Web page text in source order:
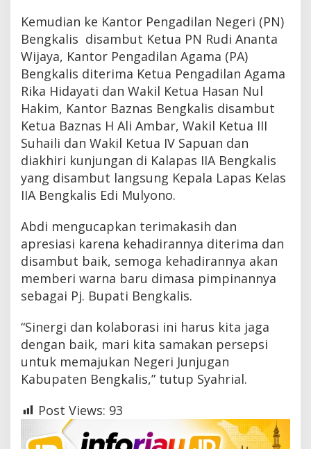
Kemudian ke Kantor Pengadilan Negeri (PN)
Bengkalis disambut Ketua PN Rudi Ananta
Wijaya, Kantor Pengadilan Agama (PA)
Bengkalis diterima Ketua Pengadilan Agama
Rika Hidayati dan Wakil Ketua Hasan Nul
Hakim, Kantor Baznas Bengkalis disambut
Ketua Baznas H Ali Ambar, Wakil Ketua III
Suhaili dan Wakil Ketua IV Sapuan dan
diakhiri kunjungan di Kalapas IIA Bengkalis
yang disambut langsung Kepala Lapas Kelas
IIA Bengkalis Edi Mulyono.
Abdi mengucapkan terimakasih dan
apresiasi karena kehadirannya diterima dan
disambut baik, semoga kehadirannya akan
memberi warna baru dimasa pimpinannya
sebagai Pj. Bupati Bengkalis.
“Sinergi dan kolaborasi ini harus kita jaga
dengan baik, mari kita samakan persepsi
untuk memajukan Negeri Junjugan
Kabupaten Bengkalis,” tutup Syahrial.
Post Views: 93